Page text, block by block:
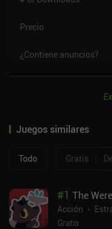
Precio
¿Contiene anuncios?
Juegos similares
Todo Gratis
#1 The
Acción
Gratis